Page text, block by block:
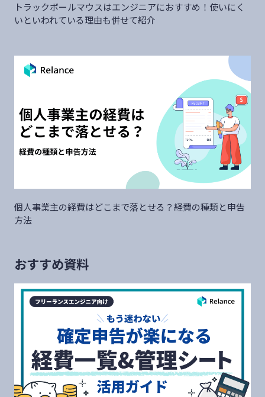
トラックボールマウスはエンジニアにおすすめ！使いにく
いといわれている理由も併せて紹介
個人事業主の経費はどこまで落とせる？経費の種類と申告
方法
おすすめ資料